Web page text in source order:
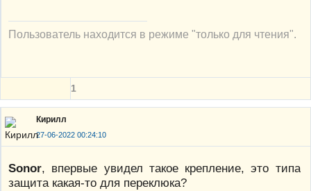
Пользователь находится в режиме "только для чтения".
1
Кирилл
27-06-2022 00:24:10
Sonor, впервые увидел такое крепление, это типа
защита какая-то для переклюка?